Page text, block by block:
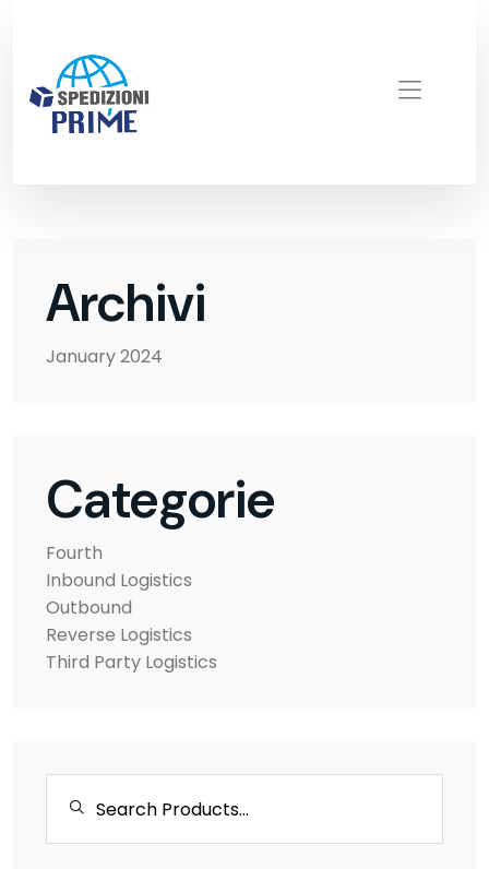
Archivi
January 2024
Categorie
Fourth
Inbound Logistics
Outbound
Reverse Logistics
Third Party Logistics